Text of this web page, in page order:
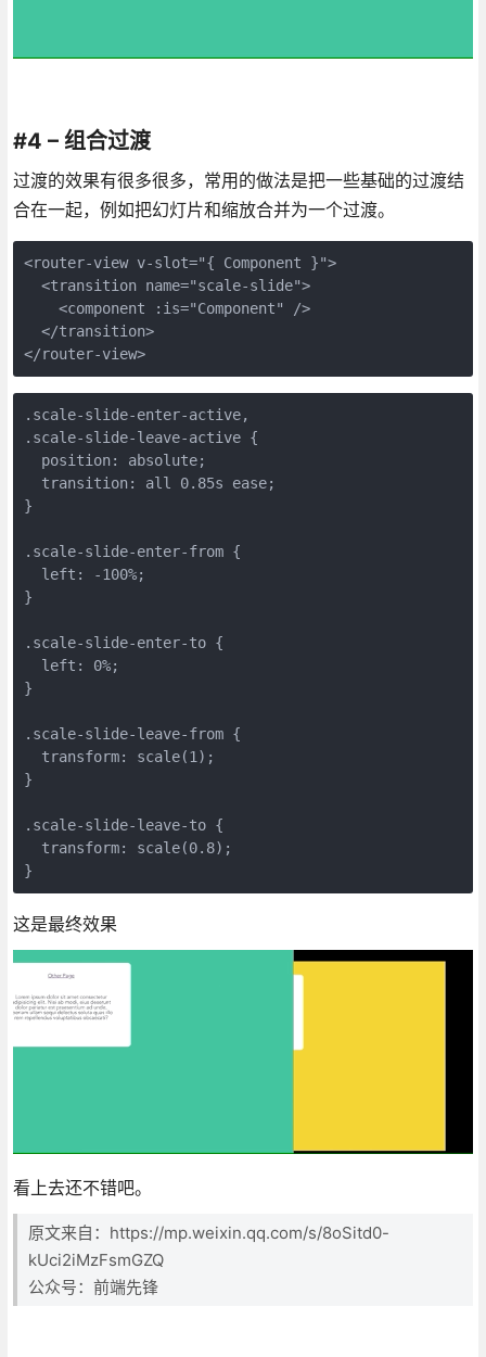
#4 – 组合过渡
过渡的效果有很多很多，常用的做法是把一些基础的过渡结
合在一起，例如把幻灯片和缩放合并为一个过渡。
<router-view v-slot="{ Component }">
  <transition name="scale-slide">
    <component :is="Component" />
  </transition>
</router-view>
.scale-slide-enter-active,
.scale-slide-leave-active {
  position: absolute;
  transition: all 0.85s ease;
}
.scale-slide-enter-from {
  left: -100%;
}
.scale-slide-enter-to {
  left: 0%;
}
.scale-slide-leave-from {
  transform: scale(1);
}
.scale-slide-leave-to {
  transform: scale(0.8);
}
这是最终效果
看上去还不错吧。
原文来自：https://mp.weixin.qq.com/s/8oSitd0-
kUci2iMzFsmGZQ
公众号： 前端先锋